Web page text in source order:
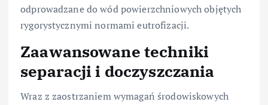
odprowadzane do wód powierzchniowych objętych
rygorystycznymi normami eutrofizacji.
Zaawansowane techniki
separacji i doczyszczania
Wraz z zaostrzaniem wymagań środowiskowych